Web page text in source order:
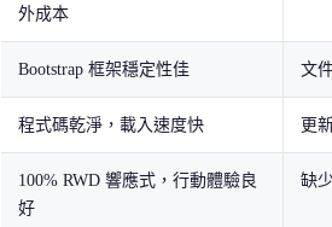
外成本
Bootstrap 框架穩定性佳 文
程式碼乾淨，載入速度快 更
100% RWD 響應式，行動體驗良
好
缺